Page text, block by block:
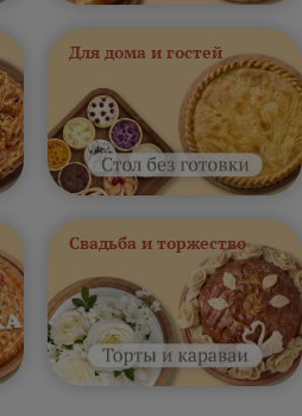
Для дома и гостей
Свадьба и торжество